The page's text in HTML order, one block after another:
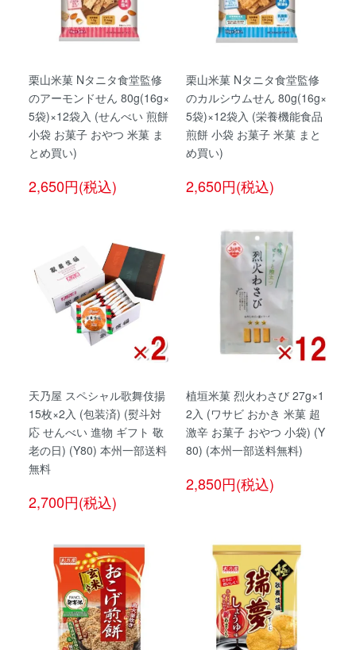
栗山米菓 Nタニタ食堂監修
のアーモンドせん 80g(16g×
5袋)×12袋入 (せんべい 煎餅
小袋 お菓子 おやつ 米菓 ま
とめ買い)
2,650円(税込)
栗山米菓 Nタニタ食堂監修
のカルシウムせん 80g(16g×
5袋)×12袋入 (栄養機能食品
煎餅 小袋 お菓子 米菓 まと
め買い)
2,650円(税込)
天乃屋 スペシャル歌舞伎揚
15枚×2入 (包装済) (熨斗対
応 せんべい 進物 ギフト 敬
老の日) (Y80) 本州一部送料
無料
2,700円(税込)
植垣米菓 烈火わさび 27g×1
2入 (ワサビ おかき 米菓 超
激辛 お菓子 おやつ 小袋) (Y
80) (本州一部送料無料)
2,850円(税込)